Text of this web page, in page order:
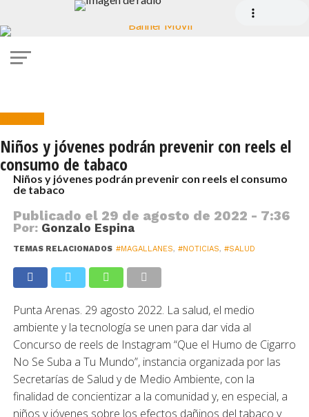
Noticias
Niños y jóvenes podrán prevenir con reels el
consumo de tabaco
Niños y jóvenes podrán prevenir con reels el consumo
de tabaco
Publicado el 29 de agosto de 2022 - 7:36
Por: Gonzalo Espina
TEMAS RELACIONADOS #MAGALLANES, #NOTICIAS, #SALUD
Punta Arenas. 29 agosto 2022. La salud, el medio
ambiente y la tecnología se unen para dar vida al
Concurso de reels de Instagram “Que el Humo de Cigarro
No Se Suba a Tu Mundo”, instancia organizada por las
Secretarías de Salud y de Medio Ambiente, con la
finalidad de concientizar a la comunidad y, en especial, a
niños y jóvenes sobre los efectos dañinos del tabaco y